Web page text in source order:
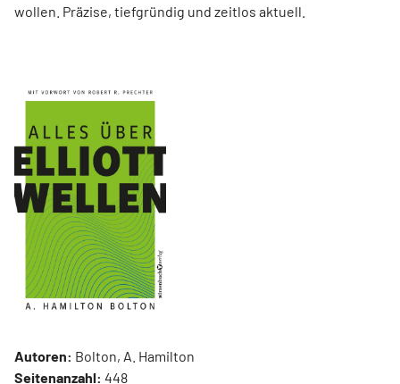
wollen. Präzise, tiefgründig und zeitlos aktuell.
Autoren: Bolton, A. Hamilton
Seitenanzahl: 448